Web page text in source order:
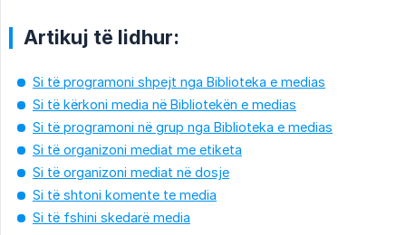
Artikuj të lidhur:
Si të programoni shpejt nga Biblioteka e medias
Si të kërkoni media në Bibliotekën e medias
Si të programoni në grup nga Biblioteka e medias
Si të organizoni mediat me etiketa
Si të organizoni mediat në dosje
Si të shtoni komente te media
Si të fshini skedarë media